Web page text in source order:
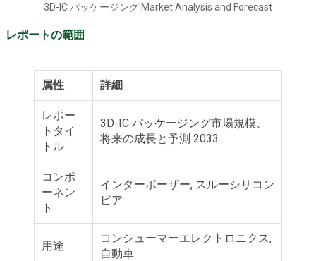
3D-IC パッケージング Market Analysis and Forecast
レポートの範囲
属性 詳細
レポー
トタイ
トル
3D-IC パッケージング市場規模、
将来の成長と予測 2033
コンポ
ーネン
ト
インターポーザー, スルーシリコン
ビア
用途
コンシューマーエレクトロニクス,
自動車